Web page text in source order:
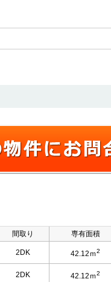
間取り 専有面積
2DK 42.12ｍ2
2DK 42.12ｍ2